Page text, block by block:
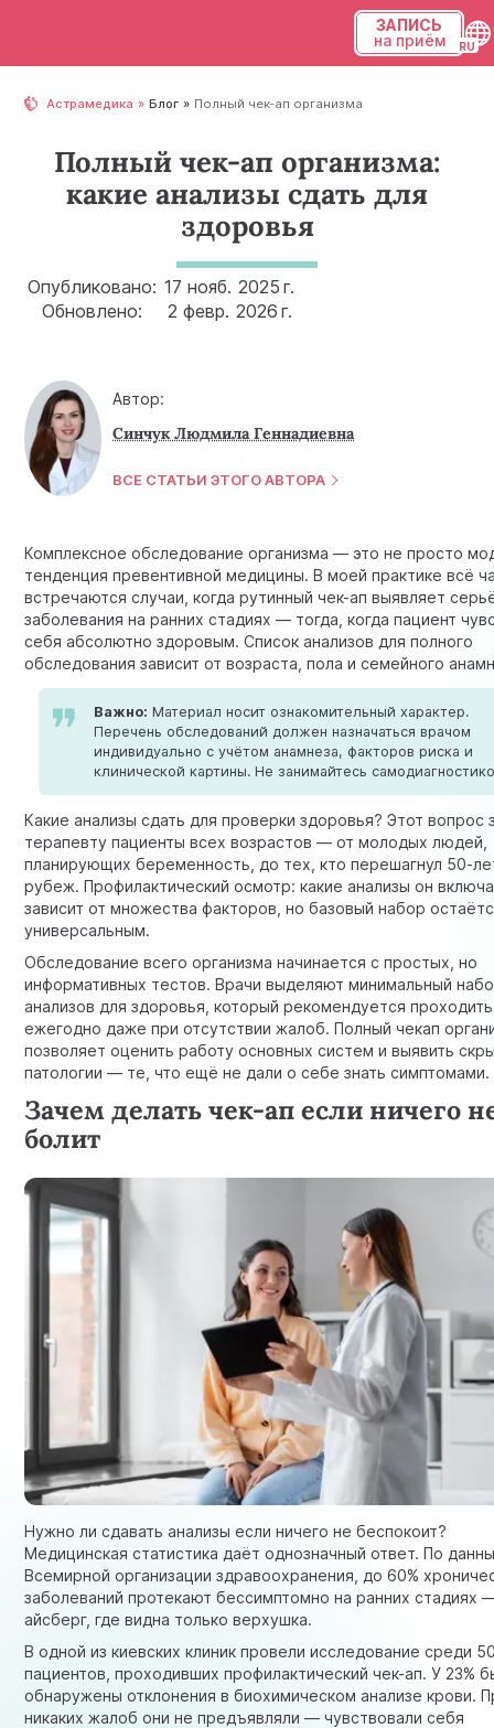
ЗАПИСЬ
на приём
Астрамедика Блог Полный чек-ап организма
Полный чек-ап организма:
какие анализы сдать для
здоровья
Опубликовано: 17 нояб. 2025 г.
Обновлено:
2 февр. 2026 г.
Автор:
Синчук Людмила Геннадиевна
ВСЕ СТАТЬИ ЭТОГО АВТОРА
Комплексное обследование организма — это не просто
тенденция превентивной медицины. В моей практике всё
встречаются случаи, когда рутинный чек-ап выявляет
заболевания на ранних стадиях — тогда, когда пациент
себя абсолютно здоровым. Список анализов для полного
обследования зависит от возраста, пола и семейного
Важно: Материал носит ознакомительный характер.
Перечень обследований должен назначаться врачом
индивидуально с учётом анамнеза, факторов риска и
клинической картины. Не занимайтесь
Какие анализы сдать для проверки здоровья? Этот вопрос
терапевту пациенты всех возрастов — от молодых людей,
планирующих беременность, до тех, кто перешагнул 50-
рубеж. Профилактический осмотр: какиеанализы он
зависит от множества факторов, но базовый набор
универсальным.
Обследование всего организма начинается с простых, но
информативных тестов. Врачи выделяют минимальный
анализов для здоровья, который рекомендуется проходить
ежегодно даже при отсутствии жалоб. Полный чекап
позволяет оценить работу основных систем и выявить
патологии — те, что ещё не дали о себе знать симптомами.
Зачем делать чек-ап если ничего
болит
Нужно ли сдавать анализы если ничего не беспокоит?
Медицинская статистика даёт однозначный ответ. По
Всемирной организации здравоохранения, до 60%
заболеваний протекают бессимптомно на ранних стадиях
айсберг, где видна только верхушка.
В одной из киевских клиник провели исследование среди
пациентов, проходивших профилактический чек-ап. У 23%
обнаружены отклонения вбиохимическом анализе крови.
никаких жалоб они не предъявляли — чувствовали себя